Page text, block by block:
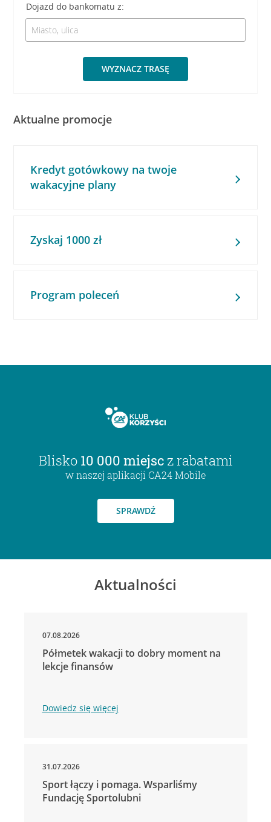
Dojazd do bankomatu z:
WYZNACZ TRASĘ
Aktualne promocje
Kredyt gotówkowy na twoje
wakacyjne plany
Zyskaj 1000 zł
Program poleceń
Blisko 10 000 miejsc z rabatami
w naszej aplikacji CA24 Mobile
SPRAWDŹ
Aktualności
07.08.2026
Półmetek wakacji to dobry moment na
lekcje finansów
Dowiedz się więcej
31.07.2026
Sport łączy i pomaga. Wsparliśmy
Fundację Sportolubni